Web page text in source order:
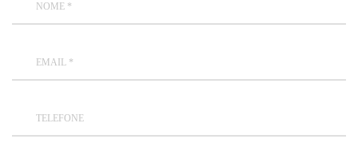
NOME *
EMAIL *
TELEFONE